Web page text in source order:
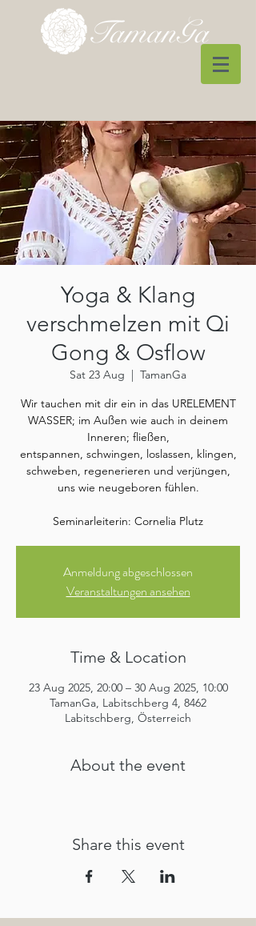
Yoga & Klang
verschmelzen mit Qi
Gong & Osflow
Sat 23 Aug
  |
TamanGa
Wir tauchen mit dir ein in das URELEMENT
WASSER; im Außen wie auch in deinem
Inneren; fließen,
entspannen, schwingen, loslassen, klingen,
schweben, regenerieren und verjüngen,
uns wie neugeboren fühlen.
Seminarleiterin: Cornelia Plutz
Anmeldung abgeschlossen
Veranstaltungen ansehen
Time & Location
23 Aug 2025, 20:00 – 30 Aug 2025, 10:00
TamanGa, Labitschberg 4, 8462
Labitschberg, Österreich
About the event
Share this event